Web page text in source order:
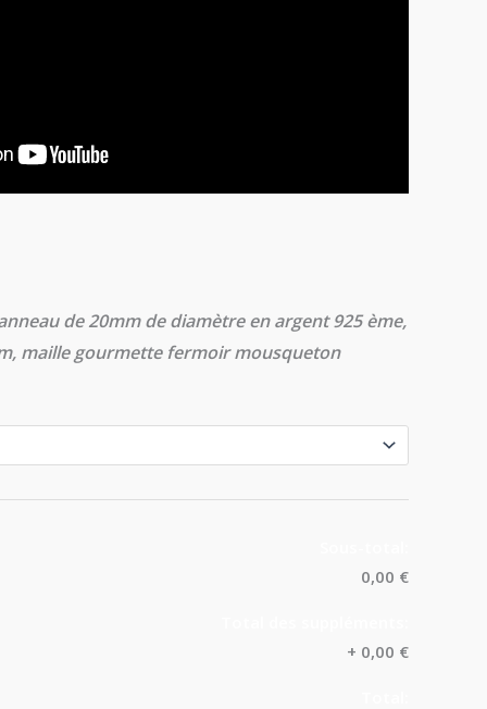
de 20mm de diamètre en argent 925 ème,
maille gourmette fermoir mousqueton
0,00 €
+ 0,00 €